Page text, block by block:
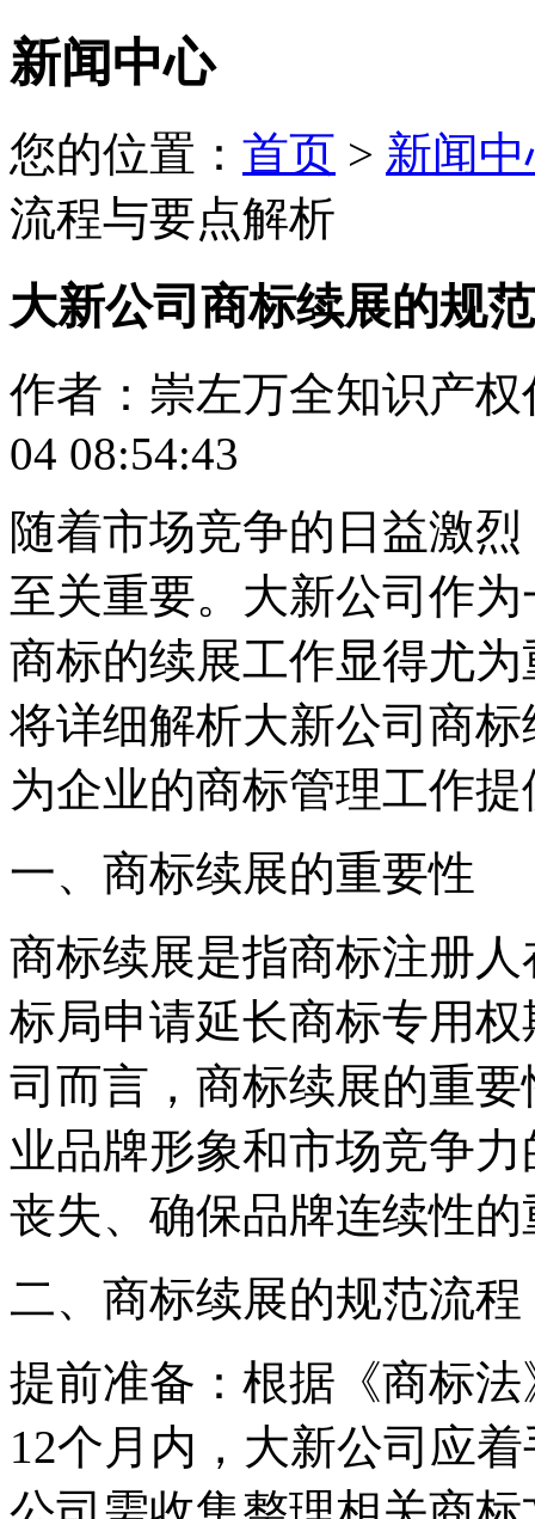
新闻中心
您的位置： 首页 > 新闻
流程与要点解析
大新公司商标续展的规
作者：崇左万全知识产
04 08:54:43
随着市场竞争的日益激
至关重要。大新公司作
商标的续展工作显得尤
将详细解析大新公司商
为企业的商标管理工作
一、商标续展的重要性
商标续展是指商标注册
标局申请延长商标专用
司而言，商标续展的重
业品牌形象和市场竞争
丧失、确保品牌连续性
二、商标续展的规范流程
提前准备‌：根据《商标
12个月内，大新公司应